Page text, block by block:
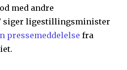
med andre
siger ligestillingsminister
pressemeddelelse fra